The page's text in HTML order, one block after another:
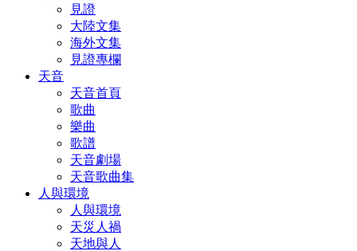
見證
大陸文集
海外文集
見證專欄
天音
天音首頁
歌曲
樂曲
歌譜
天音劇場
天音歌曲集
人與環境
人與環境
天災人禍
天地與人